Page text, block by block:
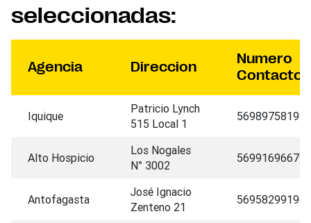
seleccionadas:
Agencia Direccion
Numero
Contacto
Iquique
Patricio Lynch
515 Local 1
56989758198
Alto Hospicio
Los Nogales
N° 3002
56991696679
Antofagasta
José Ignacio
Zenteno 21
56958299196